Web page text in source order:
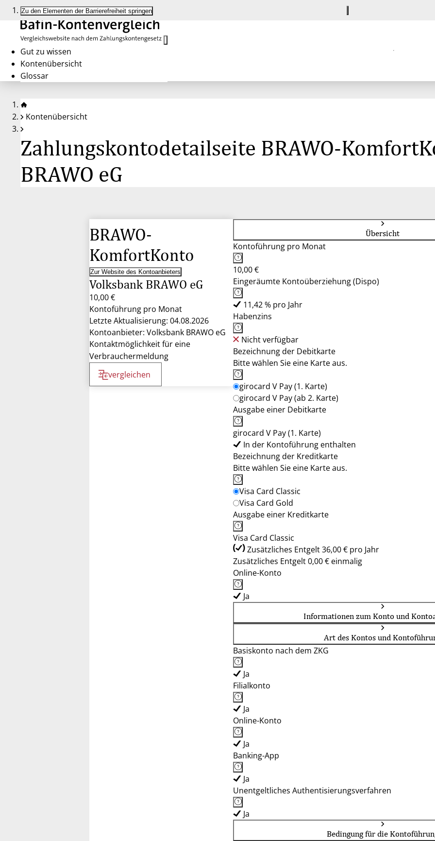
Zu den Elementen der Barrierefreiheit springen
Gut zu wissen
Kontenübersicht
Glossar
Kontenübersicht
Zahlungskontodetailseite BRAWO-
BRAWO eG
BRAWO-
KomfortKonto
Zur Website des Kontoanbieters
Volksbank BRAWO eG
10,00 €
Kontoführung pro Monat
Letzte Aktualisierung: 04.08.2026
Kontoanbieter: Volksbank BRAWO eG
Kontaktmöglichkeit für eine
Verbrauchermeldung
vergleichen
Übersicht
Kontoführung pro Monat
10,00 €
Eingeräumte Kontoüberziehung (Dispo)
11,42 % pro Jahr
Habenzins
Nicht verfügbar
Bezeichnung der Debitkarte
Bitte wählen Sie eine Karte aus.
girocard V Pay (1. Karte)
girocard V Pay (ab 2. Karte)
Ausgabe einer Debitkarte
girocard V Pay (1. Karte)
In der Kontoführung enthalten
Bezeichnung der Kreditkarte
Bitte wählen Sie eine Karte aus.
Visa Card Classic
Visa Card Gold
Ausgabe einer Kreditkarte
Visa Card Classic
Zusätzliches Entgelt 36,00 € pro Jahr
Zusätzliches Entgelt 0,00 € einmalig
Online-Konto
Ja
Informationen zum Konto und
Art des Kontos und
Basiskonto nach dem ZKG
Ja
Filialkonto
Ja
Online-Konto
Ja
Banking-App
Ja
Unentgeltliches Authentisierungsverfahren
Ja
Bedingung für die